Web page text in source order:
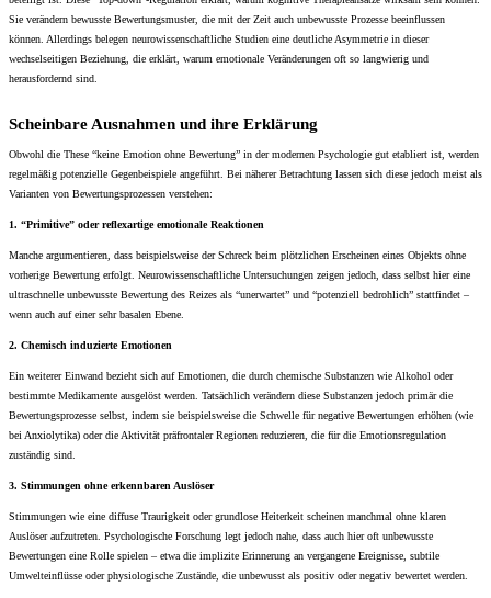
Sie verändern bewusste Bewertungsmuster, die mit der Zeit auch unbewusste Prozesse beeinflussen
können. Allerdings belegen neurowissenschaftliche Studien eine deutliche Asymmetrie in dieser
wechselseitigen Beziehung, die erklärt, warum emotionale Veränderungen oft so langwierig und
herausfordernd sind.
Scheinbare Ausnahmen und ihre Erklärung
Obwohl die These “keine Emotion ohne Bewertung” in der modernen Psychologie gut etabliert ist, werden
regelmäßig potenzielle Gegenbeispiele angeführt. Bei näherer Betrachtung lassen sich diese jedoch meist als
Varianten von Bewertungsprozessen verstehen:
1. “Primitive” oder reflexartige emotionale Reaktionen
Manche argumentieren, dass beispielsweise der Schreck beim plötzlichen Erscheinen eines Objekts ohne
vorherige Bewertung erfolgt. Neurowissenschaftliche Untersuchungen zeigen jedoch, dass selbst hier eine
ultraschnelle unbewusste Bewertung des Reizes als “unerwartet” und “potenziell bedrohlich” stattfindet –
wenn auch auf einer sehr basalen Ebene.
2. Chemisch induzierte Emotionen
Ein weiterer Einwand bezieht sich auf Emotionen, die durch chemische Substanzen wie Alkohol oder
bestimmte Medikamente ausgelöst werden. Tatsächlich verändern diese Substanzen jedoch primär die
Bewertungsprozesse selbst, indem sie beispielsweise die Schwelle für negative Bewertungen erhöhen (wie
bei Anxiolytika) oder die Aktivität präfrontaler Regionen reduzieren, die für die Emotionsregulation
zuständig sind.
3. Stimmungen ohne erkennbaren Auslöser
Stimmungen wie eine diffuse Traurigkeit oder grundlose Heiterkeit scheinen manchmal ohne klaren
Auslöser aufzutreten. Psychologische Forschung legt jedoch nahe, dass auch hier oft unbewusste
Bewertungen eine Rolle spielen – etwa die implizite Erinnerung an vergangene Ereignisse, subtile
Umwelteinflüsse oder physiologische Zustände, die unbewusst als positiv oder negativ bewertet werden.